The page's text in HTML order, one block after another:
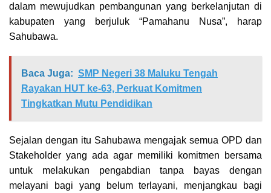
dalam mewujudkan pembangunan yang berkelanjutan di
kabupaten yang berjuluk “Pamahanu Nusa”, harap
Sahubawa.
Baca Juga: SMP Negeri 38 Maluku Tengah
Rayakan HUT ke-63, Perkuat Komitmen
Tingkatkan Mutu Pendidikan
Sejalan dengan itu Sahubawa mengajak semua OPD dan
Stakeholder yang ada agar memiliki komitmen bersama
untuk melakukan pengabdian tanpa bayas dengan
melayani bagi yang belum terlayani, menjangkau bagi